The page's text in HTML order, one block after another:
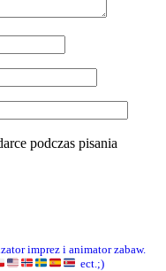
podczas pisania
imprez i animator zabaw.
ect.;)